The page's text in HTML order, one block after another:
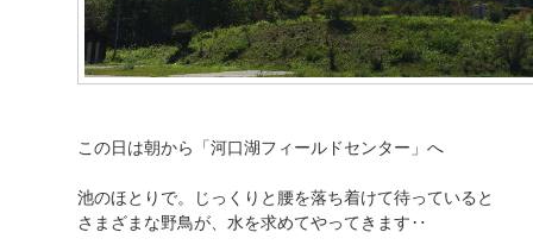
この日は朝から「河口湖フィールドセンター」へ
池のほとりで。じっくりと腰を落ち着けて待っていると
さまざまな野鳥が、水を求めてやってきます‥